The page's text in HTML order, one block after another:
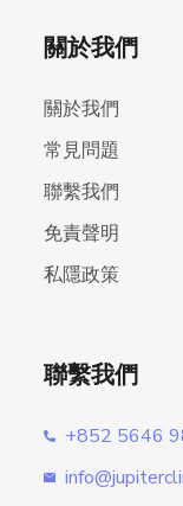
關於我們
關於我們
常見問題
聯繫我們
免責聲明
私隱政策
聯繫我們
+852 5646